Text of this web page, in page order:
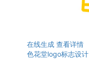
在线生成 查看详情
色花堂logo标志设计